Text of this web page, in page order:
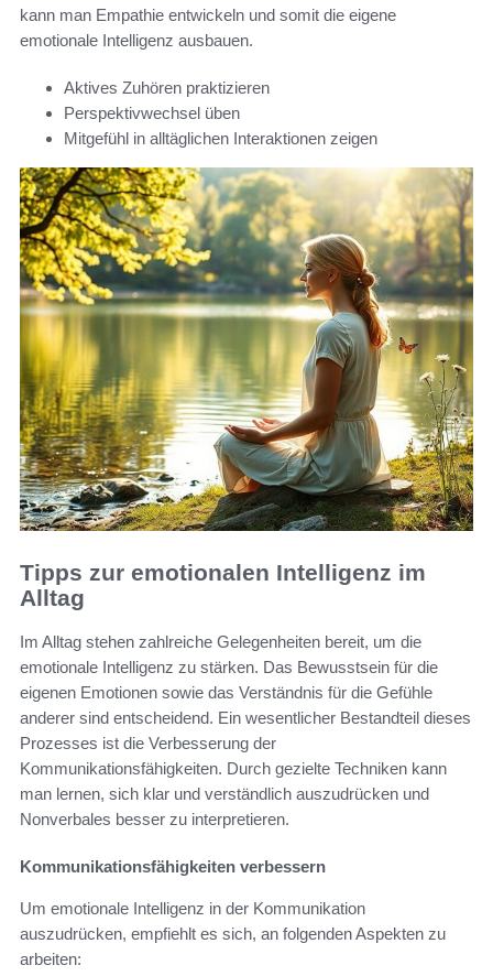
kann man Empathie entwickeln und somit die eigene
emotionale Intelligenz ausbauen.
Aktives Zuhören praktizieren
Perspektivwechsel üben
Mitgefühl in alltäglichen Interaktionen zeigen
Tipps zur emotionalen Intelligenz im
Alltag
Im Alltag stehen zahlreiche Gelegenheiten bereit, um die
emotionale Intelligenz zu stärken. Das Bewusstsein für die
eigenen Emotionen sowie das Verständnis für die Gefühle
anderer sind entscheidend. Ein wesentlicher Bestandteil dieses
Prozesses ist die Verbesserung der
Kommunikationsfähigkeiten. Durch gezielte Techniken kann
man lernen, sich klar und verständlich auszudrücken und
Nonverbales besser zu interpretieren.
Kommunikationsfähigkeiten verbessern
Um emotionale Intelligenz in der Kommunikation
auszudrücken, empfiehlt es sich, an folgenden Aspekten zu
arbeiten: